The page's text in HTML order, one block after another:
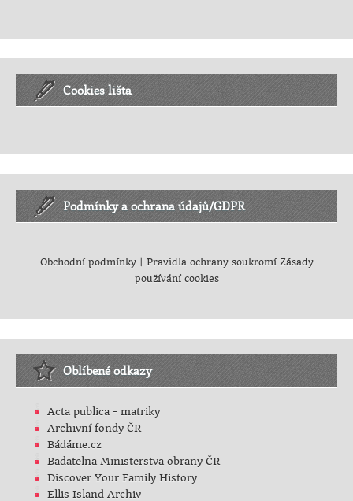
Cookies lišta
Podmínky a ochrana údajů/GDPR
Obchodní podmínky| Pravidla ochrany soukromí Zásady
používání cookies
Oblíbené odkazy
Acta publica - matriky
Archivní fondy ČR
Bádáme.cz
Badatelna Ministerstva obrany ČR
Discover Your Family History
Ellis Island Archiv